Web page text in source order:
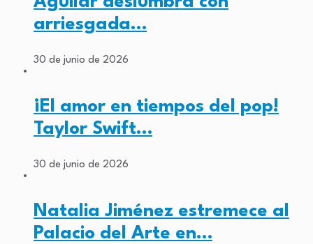
arriesgada…
30 de junio de 2026
¡El amor en tiempos del pop!
Taylor Swift…
30 de junio de 2026
Natalia Jiménez estremece al
Palacio del Arte en…